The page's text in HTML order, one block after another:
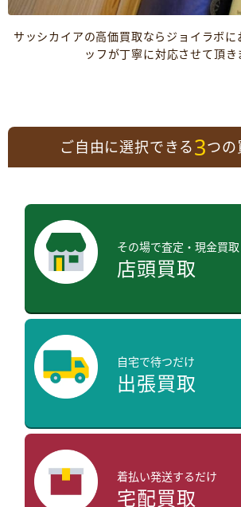
サッシカイアの高価買取ならジョイラボに
ッフが丁寧に対応させて頂き
ご自由に選択できる3つの
その場で査定・現金買取
店頭買取
自宅で待つだけ
出張買取
着払い発送するだけ
宅配買取